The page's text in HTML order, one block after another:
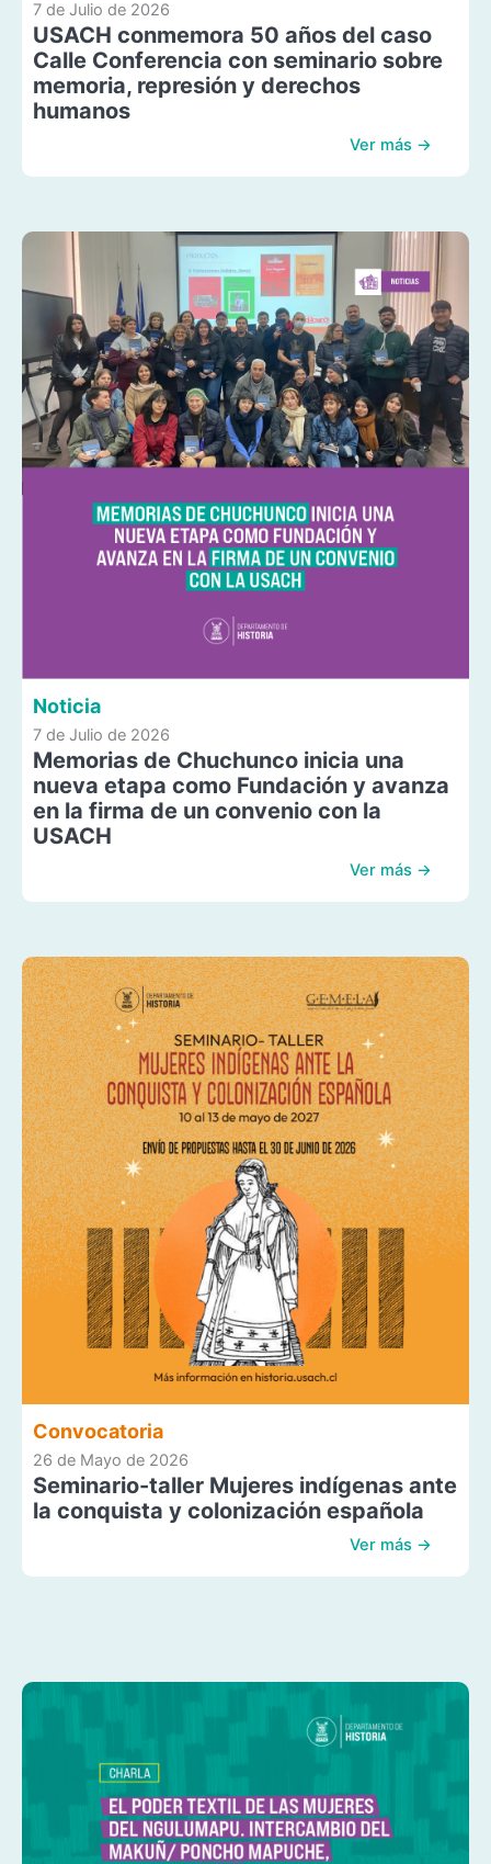
7 de Julio de 2026
USACH conmemora 50 años del caso
Calle Conferencia con seminario sobre
memoria, represión y derechos
humanos
Ver más →
Noticia
7 de Julio de 2026
Memorias de Chuchunco inicia una
nueva etapa como Fundación y avanza
en la firma de un convenio con la
USACH
Ver más →
Convocatoria
26 de Mayo de 2026
Seminario-taller Mujeres indígenas ante
la conquista y colonización española
Ver más →